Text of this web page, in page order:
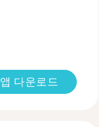
앱 다운로드